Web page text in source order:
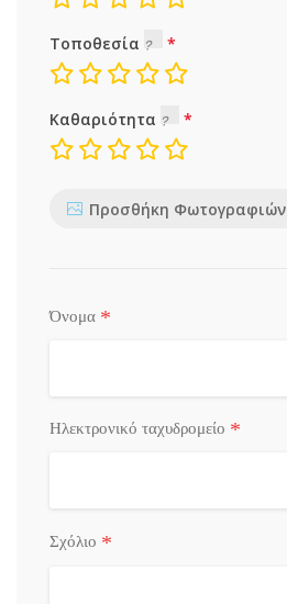
Τοποθεσία
Καθαριότητα
Προσθήκη Φωτογραφιών
Όνομα *
Ηλεκτρονικό ταχυδρομείο *
Σχόλιο *